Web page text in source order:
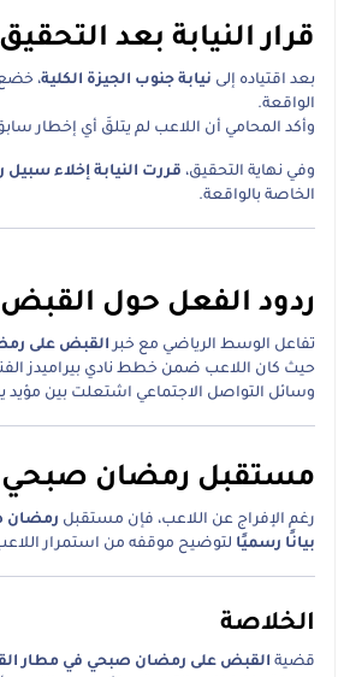
قرار النيابة بعد
بعد اقتياده إلى نيابة جنوب الجيزة الكلية،
الواقعة.
وأكد المحامي أن اللاعب لم يتلقَ أي إخطار
وفي نهاية التحقيق، قررت النيابة إخلاء سبيل رمضان
الخاصة بالواقعة.
ردود الفعل حول
تفاعل الوسط الرياضي مع خبرالقبض على
حيث كان اللاعب ضمن خطط نادي بيراميدز
وسائل التواصل الاجتماعي اشتعلت بين مؤيد
مستقبل رمضان صبحي
رغم الإفراج عن اللاعب، فإن مستقبل رمضان
بيانًا رسميًا لتوضيح موقفه من استمرار اللاعب
الخلاصة
قضية القبض على رمضان صبحي في مطار